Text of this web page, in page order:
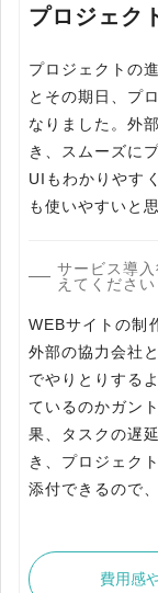
プロジェク
プロジェクトの
とその期日、プ
なりました。外
き、スムーズに
UIもわかりやす
も使いやすいと
サービス導
えてください
WEBサイトの制
外部の協力会社
でやりとりする
ているのかガン
果、タスクの遅
き、プロジェク
添付できるので
費用感